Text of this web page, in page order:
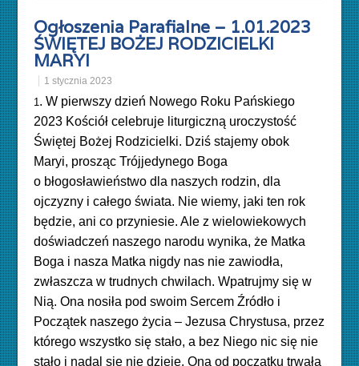
Ogłoszenia Parafialne – 1.01.2023
ŚWIĘTEJ BOŻEJ RODZICIELKI
MARYI
1 stycznia 2023
1. W pierwszy dzień Nowego Roku Pańskiego
2023 Kościół celebruje liturgiczną uroczystość
Świętej Bożej Rodzicielki. Dziś stajemy obok
Maryi, prosząc Trójjedynego Boga
o błogosławieństwo dla naszych rodzin, dla
ojczyzny i całego świata. Nie wiemy, jaki ten rok
będzie, ani co przyniesie. Ale z wielowiekowych
doświadczeń naszego narodu wynika, że Matka
Boga i nasza Matka nigdy nas nie zawiodła,
zwłaszcza w trudnych chwilach. Wpatrujmy się w
Nią. Ona nosiła pod swoim Sercem Źródło i
Początek naszego życia – Jezusa Chrystusa, przez
którego wszystko się stało, a bez Niego nic się nie
stało i nadal się nie dzieje. Ona od początku trwała